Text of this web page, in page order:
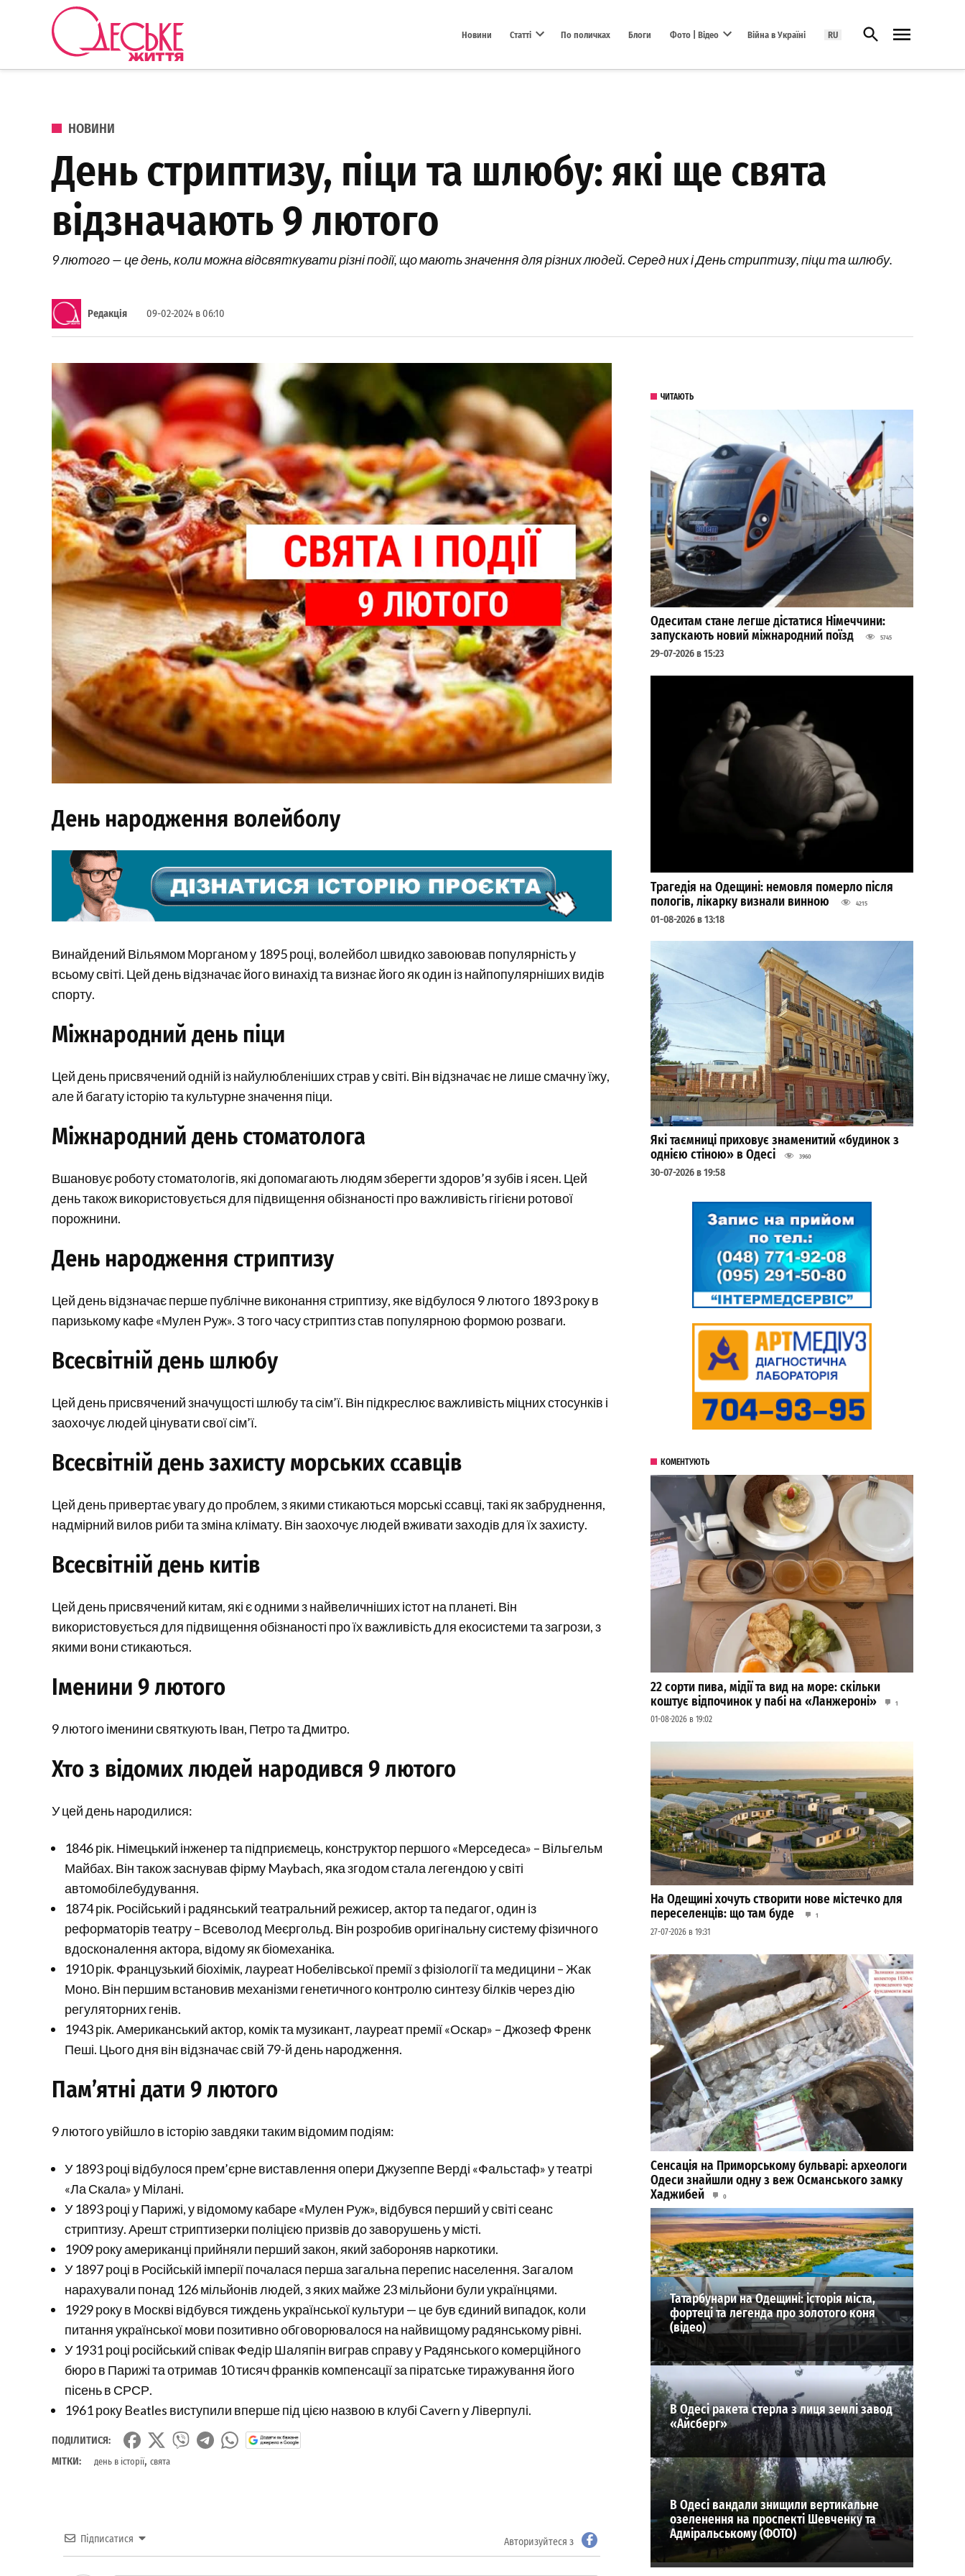
Перейти до вмісту
Новини Статті По поличках Блоги Фото | Відео Війна в Україні RU Відкрити пошук
ОПУБЛІКОВАНО В
НОВИНИ
День стриптизу, піци та шлюбу: які ще свята
відзначають 9 лютого
9 лютого — це день, коли можна відсвяткувати різні події, що мають значення для різних людей. Серед них і День стриптизу, піци та шлюбу.
Редакція 09-02-2024 в 06:10
День народження волейболу
Винайдений Вільямом Морганом у 1895 році, волейбол швидко завоював популярність у
всьому світі. Цей день відзначає його винахід та визнає його як один із найпопулярніших видів
спорту.
Міжнародний день піци
Цей день присвячений одній із найулюбленіших страв у світі. Він відзначає не лише смачну їжу,
але й багату історію та культурне значення піци.
Міжнародний день стоматолога
Вшановує роботу стоматологів, які допомагають людям зберегти здоров’я зубів і ясен. Цей
день також використовується для підвищення обізнаності про важливість гігієни ротової
порожнини.
День народження стриптизу
Цей день відзначає перше публічне виконання стриптизу, яке відбулося 9 лютого 1893 року в
паризькому кафе «Мулен Руж». З того часу стриптиз став популярною формою розваги.
Всесвітній день шлюбу
Цей день присвячений значущості шлюбу та сім’ї. Він підкреслює важливість міцних стосунків і
заохочує людей цінувати свої сім’ї.
Всесвітній день захисту морських ссавців
Цей день привертає увагу до проблем, з якими стикаються морські ссавці, такі як забруднення,
надмірний вилов риби та зміна клімату. Він заохочує людей вживати заходів для їх захисту.
Всесвітній день китів
Цей день присвячений китам, які є одними з найвеличніших істот на планеті. Він
використовується для підвищення обізнаності про їх важливість для екосистеми та загрози, з
якими вони стикаються.
Іменини 9 лютого
9 лютого іменини святкують Іван, Петро та Дмитро.
Хто з відомих людей народився 9 лютого
У цей день народилися:
1846 рік. Німецький інженер та підприємець, конструктор першого «Мерседеса» – Вільгельм
Майбах. Він також заснував фірму Maybach, яка згодом стала легендою у світі
автомобілебудування.
1874 рік. Російський і радянський театральний режисер, актор та педагог, один із
реформаторів театру – Всеволод Меєргольд. Він розробив оригінальну систему фізичного
вдосконалення актора, відому як біомеханіка.
1910 рік. Французький біохімік, лауреат Нобелівської премії з фізіології та медицини – Жак
Моно. Він першим встановив механізми генетичного контролю синтезу білків через дію
регуляторних генів.
1943 рік. Американський актор, комік та музикант, лауреат премії «Оскар» – Джозеф Френк
Пеші. Цього дня він відзначає свій 79-й день народження.
Пам’ятні дати 9 лютого
9 лютого увійшло в історію завдяки таким відомим подіям:
У 1893 році відбулося прем’єрне виставлення опери Джузеппе Верді «Фальстаф» у театрі
«Ла Скала» у Мілані.
У 1893 році у Парижі, у відомому кабаре «Мулен Руж», відбувся перший у світі сеанс
стриптизу. Арешт стриптизерки поліцією призвів до заворушень у місті.
1909 року американці прийняли перший закон, який забороняв наркотики.
У 1897 році в Російській імперії почалася перша загальна перепис населення. Загалом
нарахували понад 126 мільйонів людей, з яких майже 23 мільйони були українцями.
1929 року в Москві відбувся тиждень української культури — це був єдиний випадок, коли
питання української мови позитивно обговорювалося на найвищому радянському рівні.
У 1931 році російський співак Федір Шаляпін виграв справу у Радянського комерційного
бюро в Парижі та отримав 10 тисяч франків компенсації за піратське тиражування його
пісень в СРСР.
1961 року Beatles виступили вперше під цією назвою в клубі Cavern у Ліверпулі.
ПОДІЛИТИСЯ:
МІТКИ:
день в історії, свята
Підписатися Авторизуйтеся з
ЧИТАЮТЬ
Одеситам стане легше дістатися Німеччини:
запускають новий міжнародний поїзд
5745
29-07-2026 в 15:23
Трагедія на Одещині: немовля померло після
пологів, лікарку визнали винною
4215
01-08-2026 в 13:18
Які таємниці приховує знаменитий «будинок з
однією стіною» в Одесі
3960
30-07-2026 в 19:58
КОМЕНТУЮТЬ
22 сорти пива, мідії та вид на море: скільки
коштує відпочинок у пабі на «Ланжероні»
1
01-08-2026 в 19:02
На Одещині хочуть створити нове містечко для
переселенців: що там буде
1
27-07-2026 в 19:31
Сенсація на Приморському бульварі: археологи
Одеси знайшли одну з веж Османського замку
Хаджибей
0
03-08-2026 в 08:49
ВИБІР РЕДАКЦІЇ
Татарбунари на Одещині: історія міста,
фортеці та легенда про золотого коня
(відео)
В Одесі ракета стерла з лиця землі завод
«Айсберг»
В Одесі вандали знищили вертикальне
озеленення на проспекті Шевченку та
Адміральському (ФОТО)